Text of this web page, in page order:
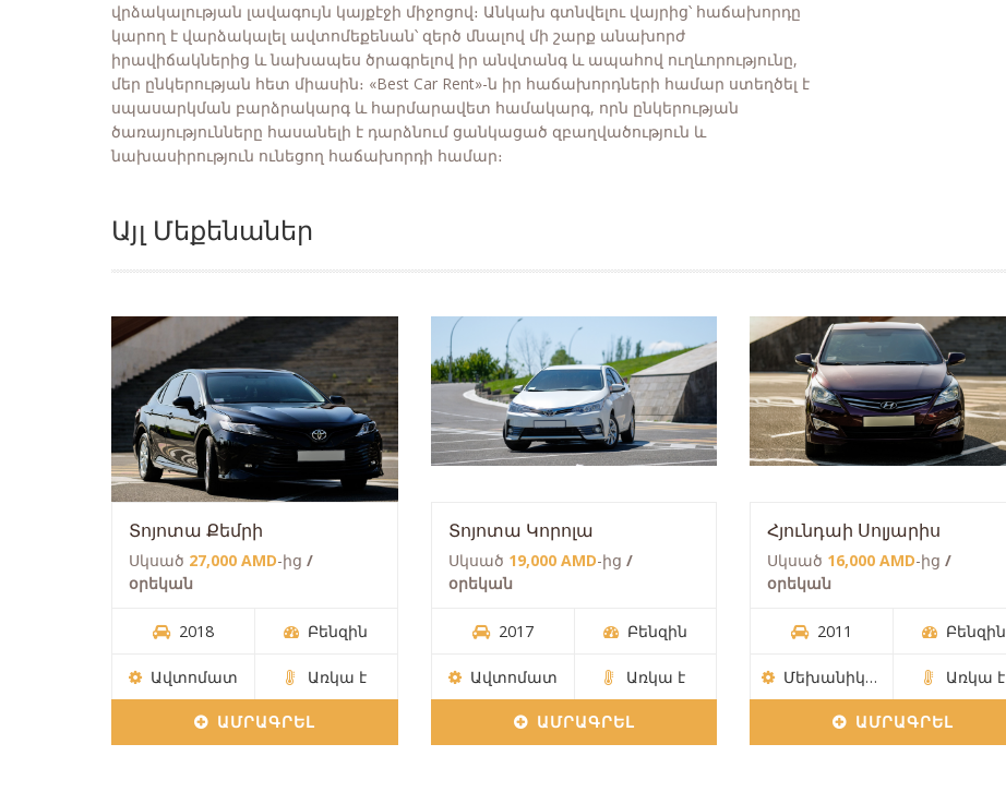
վրձակալության լավագույն կայքէջի միջոցով։ Անկախ գտնվելու վայրից՝ հաճախորդը
կարող է վարձակալել ավտոմեքենան՝ զերծ մնալով մի շարք անախորժ
իրավիճակներից և նախապես ծրագրելով իր անվտանգ և ապահով ուղևորությունը,
մեր ընկերության հետ միասին։ «Best Car Rent»-ն իր հաճախորդների համար ստեղծել է
սպասարկման բարձրակարգ և հարմարավետ համակարգ, որն ընկերության
ծառայությունները հասանելի է դարձնում ցանկացած զբաղվածություն և
նախասիրություն ունեցող հաճախորդի համար։
Այլ Մեքենաներ
Տոյոտա Քեմրի
Սկսած 27,000 AMD-ից /
օրեկան
2018 Բենզին
Ավտոմատ Առկա է
ԱՄՐԱԳՐԵԼ
Տոյոտա Կորոլա
Սկսած 19,000 AMD-ից /
օրեկան
2017 Բենզին
Ավտոմատ Առկա է
ԱՄՐԱԳՐԵԼ
Հյունդաի Սոլյարիս
Սկսած 16,000 AMD-ից /
օրեկան
2011 Բենզին
Մեխանիկական Առկա է
ԱՄՐԱԳՐԵԼ